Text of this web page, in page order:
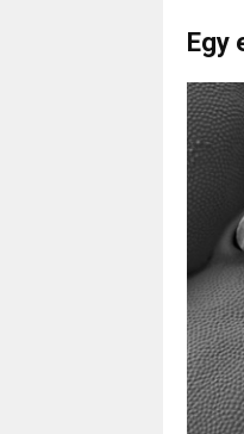
Egy